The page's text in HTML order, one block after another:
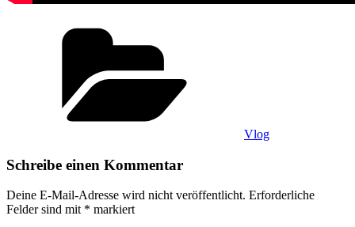
Vlog
Schreibe einen Kommentar
Deine E-Mail-Adresse wird nicht veröffentlicht. Erforderliche
Felder sind mit * markiert